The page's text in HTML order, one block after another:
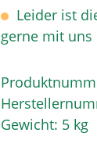
Leider ist
gerne mit
Gewicht: 5 kg